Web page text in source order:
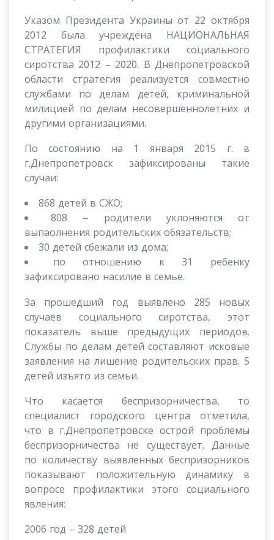
Указом Президента Украины от 22 октября
2012 была учреждена НАЦИОНАЛЬНАЯ
СТРАТЕГИЯ профилактики социального
сиротства 2012 – 2020. В Днепропетровской
области стратегия реализуется совместно
службами по делам детей, криминальной
милицией по делам несовершеннолетних и
другими организациями.
По состоянию на 1 января 2015 г. в
г.Днепропетровск зафиксированы такие
случаи:
868 детей в СЖО;
808 – родители уклоняются от
выпаолнения родительских обязательств;
30 детей сбежали из дома;
по отношению к 31 ребенку
зафиксировано насилие в семье.
За прошедший год выявлено 285 новых
случаев социального сиротства, этот
показатель выше предыдущих периодов.
Службы по делам детей составляют исковые
заявления на лишение родительских прав. 5
детей изъято из семьи.
Что касается беспризорничества, то
специалист городского центра отметила,
что в г.Днепропетровске острой проблемы
беспризорничества не существует. Данные
по количеству выявленных беспризорников
показывают положительную динамику в
вопросе профилактики этого социального
явления:
2006 год – 328 детей